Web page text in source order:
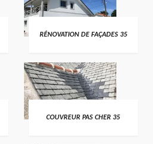
RÉNOVATION DE FAÇADES 35
COUVREUR PAS CHER 35